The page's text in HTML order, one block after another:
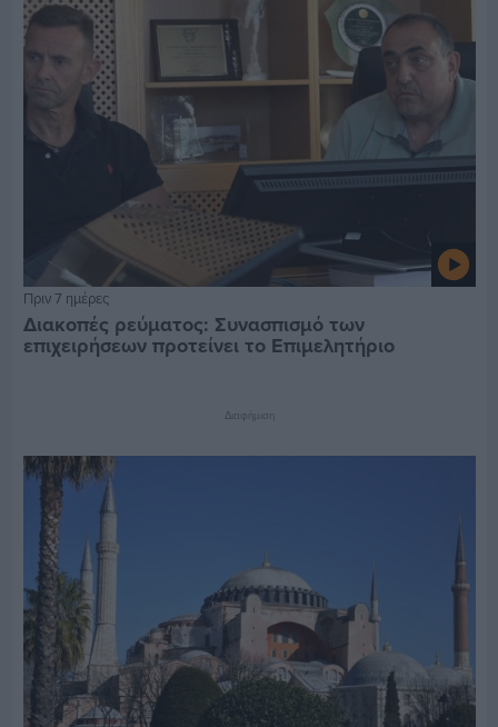
Πριν 7 ημέρες
Διακοπές ρεύματος: Συνασπισμό των
επιχειρήσεων προτείνει το Επιμελητήριο
Διαφήμιση